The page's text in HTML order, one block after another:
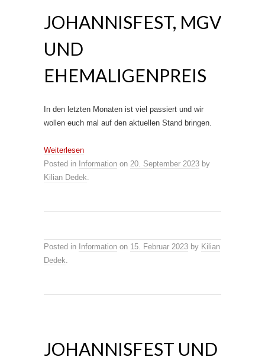
JOHANNISFEST, MGV
UND
EHEMALIGENPREIS
In den letzten Monaten ist viel passiert und wir
wollen euch mal auf den aktuellen Stand bringen.
Weiterlesen
Posted in Information on 20. September 2023 by
Kilian Dedek.
Posted in Information on 15. Februar 2023 by Kilian
Dedek.
JOHANNISFEST UND